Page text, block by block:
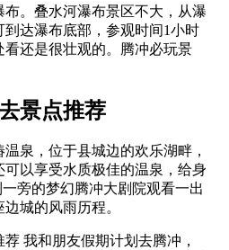
。叠水河瀑布景区不大，从瀑
达瀑布底部，参观时间1小时
看还是很壮观的。腾冲必玩景
景点推荐
泉，位于县城边的欢乐湖畔，
以享受水质极佳的温泉，给身
旁的梦幻腾冲大剧院观看一出
城的风雨历程。
我和朋友假期计划去腾冲，